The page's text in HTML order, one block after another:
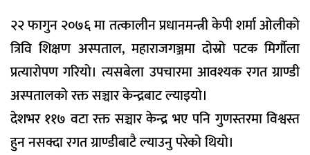
२२ फागुन २०७६ मा तत्कालीन प्रधानमन्त्री केपी शर्मा ओलीको
त्रिवि शिक्षण अस्पताल, महाराजगञ्जमा दोस्रो पटक मिर्गौला
प्रत्यारोपण गरियो। त्यसबेला उपचारमा आवश्यक रगत ग्राण्डी
अस्पतालको रक्त सञ्चार केन्द्रबाट ल्याइयो।
देशभर ११७ वटा रक्त सञ्चार केन्द्र भए पनि गुणस्तरमा विश्वस्त
हुन नसक्दा रगत ग्राण्डीबाटै ल्याउनु परेको थियो।